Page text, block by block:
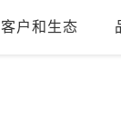
客户和生态